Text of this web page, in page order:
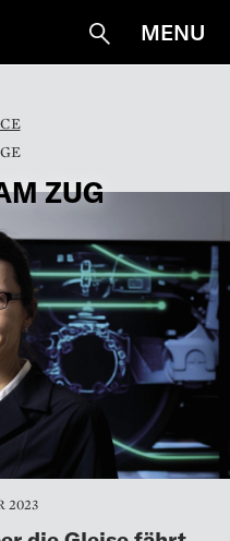
Suche
MENU
ZUG
2023